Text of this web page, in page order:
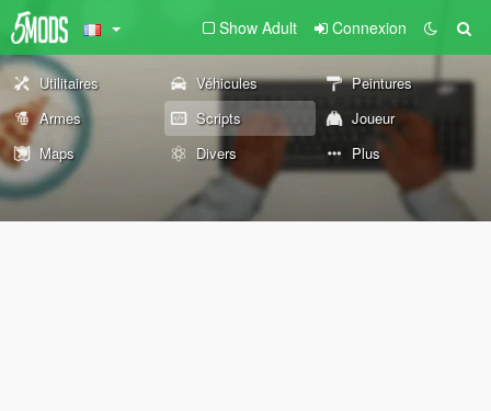
Show Adult Connexion
Utilitaires Véhicules
Peintures
Armes
Scripts
Joueur
Maps
Divers Plus